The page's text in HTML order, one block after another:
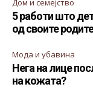
Дом и семејство
5 работи што
од своите
Мода и убавина
Нега на лице
на кожата?